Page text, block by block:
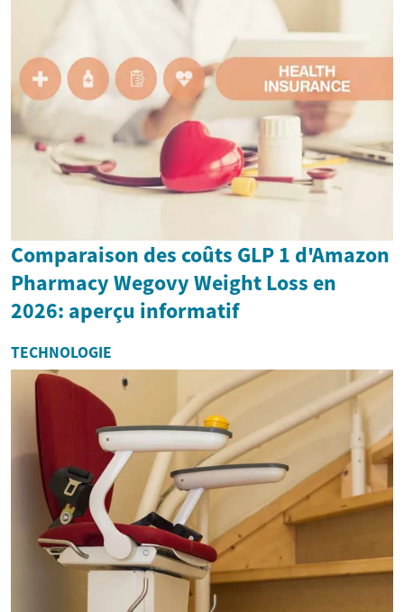
Comparaison des coûts GLP 1 d'Amazon
Pharmacy Wegovy Weight Loss en
2026: aperçu informatif
TECHNOLOGIE